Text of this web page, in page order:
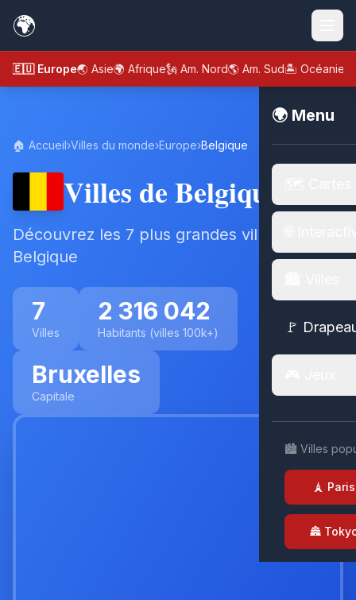
🌍
🇪🇺 Europe🌏 Asie🌍 Afrique🗽 Am. Nord🌎 Am. Sud🏝️ Océanie
🌍 Menu
🚩
🏙️ Villes
🗼 Paris
🏯
🏠 Accueil›Villes du monde›Europe›Belgique
Villes de Belgique
Découvrez les 7 plus grandes villes de
Belgique
7
Villes
2 316 042
Habitants (villes 100k+)
Bruxelles
Capitale